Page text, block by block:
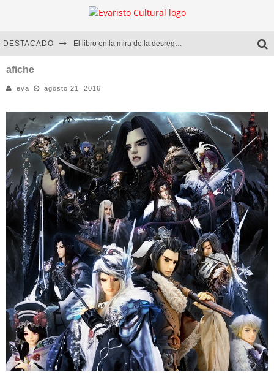
DESTACADO El libro en la mira de la desregulación
Diego Meret | Hotel Acapulco
Alejandra Correa | La nieve
afiche
eva agosto 21, 2016